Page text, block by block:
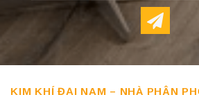
KIM KHÍ ĐẠI NAM – NHÀ PHÂN